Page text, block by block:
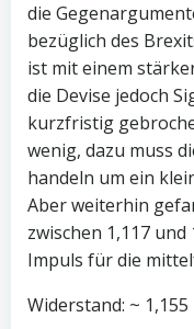
die
bezüglich des
ist mit einem
die Devise jedoch
kurzfristig
wenig, dazu muss
handeln um ein
Aber weiterhin
zwischen 1,117
Impuls für die
Widerstand: ~